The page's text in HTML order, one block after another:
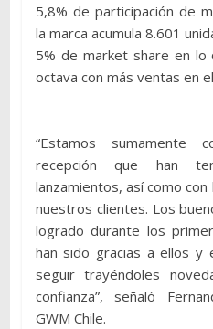
5,8% de participación de
la marca acumula 8.601
5% de market share en lo
octava con más ventas en
“Estamos sumamente
recepción que han
lanzamientos, así como
nuestros clientes. Los
logrado durante los
han sido gracias a ellos y
seguir trayéndoles
confianza”, señaló
GWM Chile.